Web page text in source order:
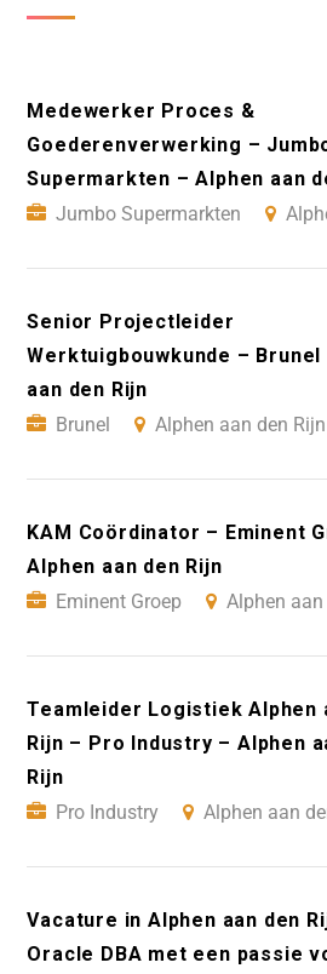
Medewerker Proces &
Goederenverwerking –
Supermarkten – Alphen aan
Jumbo Supermarkten
Senior Projectleider
Werktuigbouwkunde – Brunel
aan den Rijn
Brunel
Alphen aan den Rijn
KAM Coördinator – Eminent
Alphen aan den Rijn
Eminent Groep
Alphen
Teamleider Logistiek Alphen
Rijn – Pro Industry – Alphen
Rijn
Pro Industry
Alphen aan
Vacature in Alphen aan den
Oracle DBA met een passie